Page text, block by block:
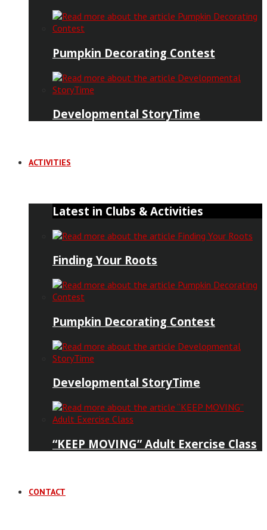
Pumpkin Decorating Contest
Developmental StoryTime
ACTIVITIES
Latest in Clubs & Activities
Finding Your Roots
Pumpkin Decorating Contest
Developmental StoryTime
“KEEP MOVING” Adult Exercise Class
CONTACT